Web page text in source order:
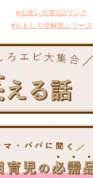
#出産レポ第1話リンク
#おもしろ珍解答シリーズ